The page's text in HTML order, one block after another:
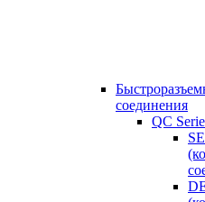
соединения
QC